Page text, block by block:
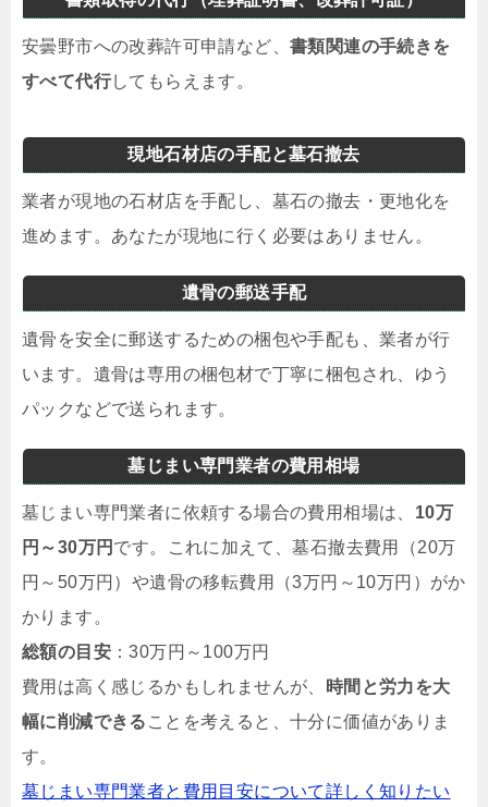
安曇野市への改葬許可申請など、 書類関連の手続きを
すべて代行してもらえます。
現地石材店の手配と墓石撤去
業者が現地の石材店を手配し、墓石の撤去・更地化を
進めます。あなたが現地に行く必要はありません。
遺骨の郵送手配
遺骨を安全に郵送するための梱包や手配も、業者が行
います。遺骨は専用の梱包材で丁寧に梱包され、ゆう
パックなどで送られます。
墓じまい専門業者の費用相場
墓じまい専門業者に依頼する場合の費用相場は、 10万
円～30万円 です。これに加えて、墓石撤去費用（20万
円～50万円）や遺骨の移転費用（3万円～10万円）がか
かります。
総額の目安 ：30万円～100万円
費用は高く感じるかもしれませんが、
時間と労力を大
幅に削減できる ことを考えると、十分に価値がありま
す。
墓じまい専門業者と費用目安について詳しく知りたい